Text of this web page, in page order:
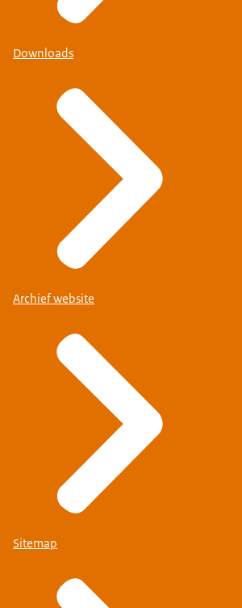
Downloads
Archief website
Sitemap